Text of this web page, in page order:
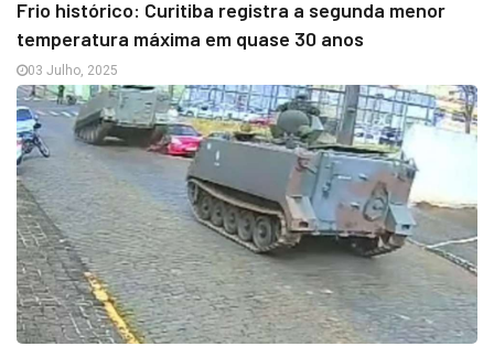
Frio histórico: Curitiba registra a segunda menor
temperatura máxima em quase 30 anos
03 Julho, 2025